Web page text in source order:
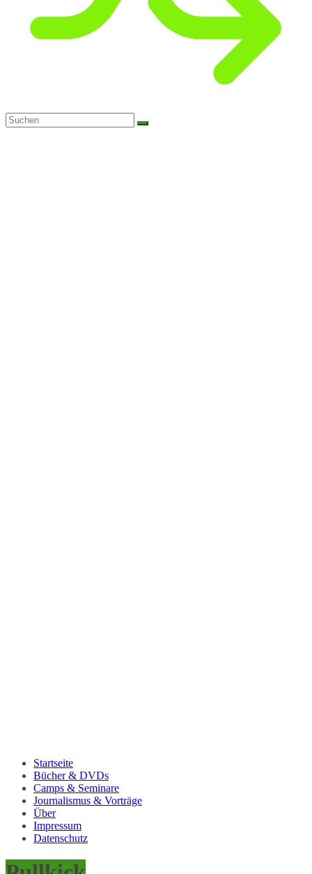
Startseite
Bücher & DVDs
Camps & Seminare
Journalismus & Vorträge
Über
Impressum
Datenschutz